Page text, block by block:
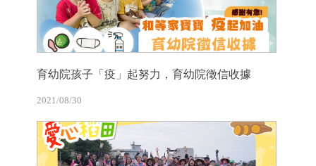
育幼院孩子「疫」起努力，育幼院徵信收據
2021/08/30